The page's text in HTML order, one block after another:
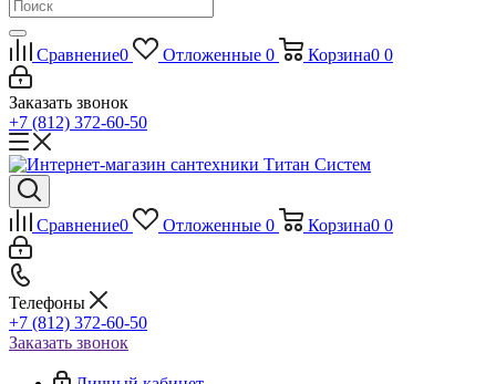
Сравнение0 Отложенные 0 Корзина0 0
Заказать звонок
+7 (812) 372-60-50
Сравнение0 Отложенные 0 Корзина0 0
Телефоны
+7 (812) 372-60-50
Заказать звонок